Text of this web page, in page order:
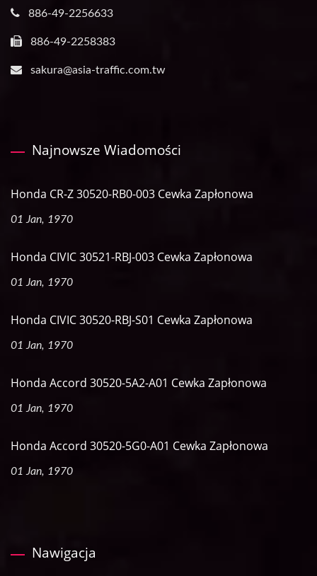
886-49-2256633
886-49-2258383
sakura@asia-traffic.com.tw
Najnowsze Wiadomości
Honda CR-Z 30520-RB0-003 Cewka Zapłonowa
01 Jan, 1970
Honda CIVIC 30521-RBJ-003 Cewka Zapłonowa
01 Jan, 1970
Honda CIVIC 30520-RBJ-S01 Cewka Zapłonowa
01 Jan, 1970
Honda Accord 30520-5A2-A01 Cewka Zapłonowa
01 Jan, 1970
Honda Accord 30520-5G0-A01 Cewka Zapłonowa
01 Jan, 1970
Nawigacja